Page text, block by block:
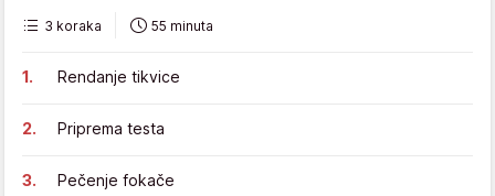
3 koraka 55 minuta
Rendanje tikvice
Priprema testa
Pečenje fokače